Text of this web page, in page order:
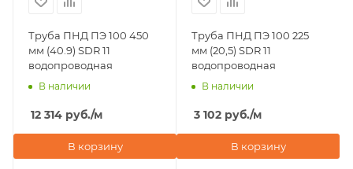
Труба ПНД ПЭ 100 450
мм (40.9) SDR 11
водопроводная
В наличии
12 314 руб./м
В корзину
Труба ПНД ПЭ 100 225
мм (20,5) SDR 11
водопроводная
В наличии
3 102 руб./м
В корзину